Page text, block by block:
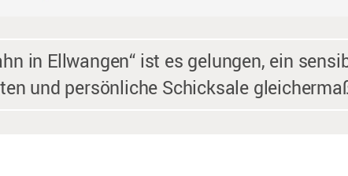
in Ellwangen“ ist es gelungen, ein
und persönliche Schicksale